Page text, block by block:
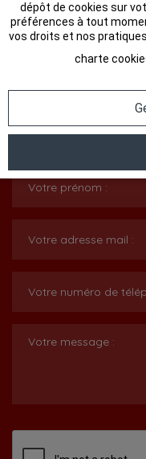
Votre nom :
Votre prénom :
Votre adresse mail :
Votre numéro de
Votre message :
dépôt de cookies sur
préférences à tout
vos droits et nos
charte